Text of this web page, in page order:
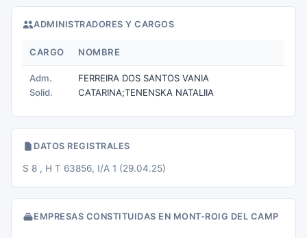
ADMINISTRADORES Y CARGOS
CARGO NOMBRE
Adm.
Solid.
FERREIRA DOS SANTOS VANIA
CATARINA;TENENSKA NATALIIA
DATOS REGISTRALES
S 8 , H T 63856, I/A 1 (29.04.25)
EMPRESAS CONSTITUIDAS EN MONT-ROIG DEL CAMP